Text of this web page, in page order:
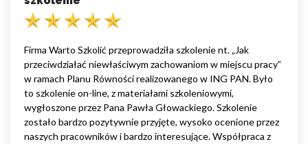
Firma Warto Szkolić przeprowadziła szkolenie nt. „Jak
przeciwdziałać niewłaściwym zachowaniom w miejscu pracy”
w ramach Planu Równości realizowanego w ING PAN. Było
to szkolenie on-line, z materiałami szkoleniowymi,
wygłoszone przez Pana Pawła Głowackiego. Szkolenie
zostało bardzo pozytywnie przyjęte, wysoko ocenione przez
naszych pracowników i bardzo interesujące. Współpraca z